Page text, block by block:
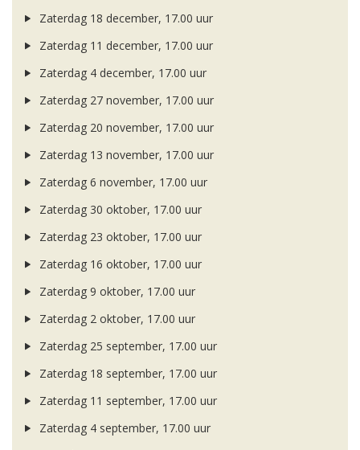
Zaterdag 18 december, 17.00 uur
Zaterdag 11 december, 17.00 uur
Zaterdag 4 december, 17.00 uur
Zaterdag 27 november, 17.00 uur
Zaterdag 20 november, 17.00 uur
Zaterdag 13 november, 17.00 uur
Zaterdag 6 november, 17.00 uur
Zaterdag 30 oktober, 17.00 uur
Zaterdag 23 oktober, 17.00 uur
Zaterdag 16 oktober, 17.00 uur
Zaterdag 9 oktober, 17.00 uur
Zaterdag 2 oktober, 17.00 uur
Zaterdag 25 september, 17.00 uur
Zaterdag 18 september, 17.00 uur
Zaterdag 11 september, 17.00 uur
Zaterdag 4 september, 17.00 uur